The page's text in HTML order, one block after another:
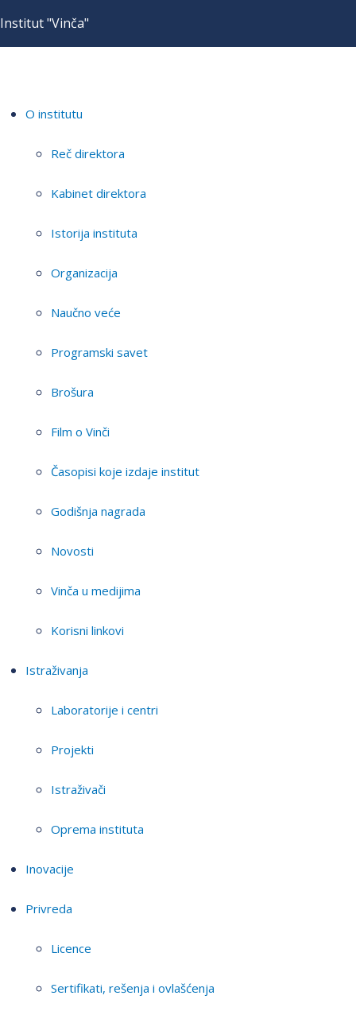
Institut "Vinča"
O institutu
Reč direktora
Kabinet direktora
Istorija instituta
Organizacija
Naučno veće
Programski savet
Brošura
Film o Vinči
Časopisi koje izdaje institut
Godišnja nagrada
Novosti
Vinča u medijima
Korisni linkovi
Istraživanja
Laboratorije i centri
Projekti
Istraživači
Oprema instituta
Inovacije
Privreda
Licence
Sertifikati, rešenja i ovlašćenja